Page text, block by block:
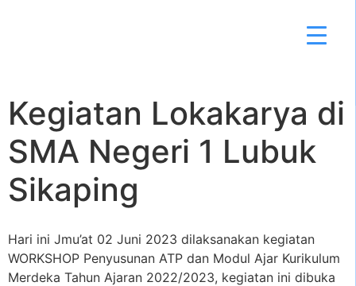
Kegiatan Lokakarya di
SMA Negeri 1 Lubuk
Sikaping
Hari ini Jmu’at 02 Juni 2023 dilaksanakan kegiatan
WORKSHOP Penyusunan ATP dan Modul Ajar Kurikulum
Merdeka Tahun Ajaran 2022/2023, kegiatan ini dibuka